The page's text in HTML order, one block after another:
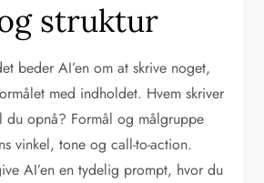
struktur
beder AI’en om at skrive noget,
med indholdet. Hvem skriver
opnå? Formål og målgruppe
vinkel, tone og call-to-action.
AI’en en tydelig prompt, hvor du